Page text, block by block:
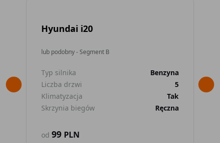
Hyundai i20
lub podobny - Segment B
Typ silnika
Benzyna
Liczba drzwi
5
Klimatyzacja
Tak
Skrzynia biegów
Ręczna
od 99 PLN